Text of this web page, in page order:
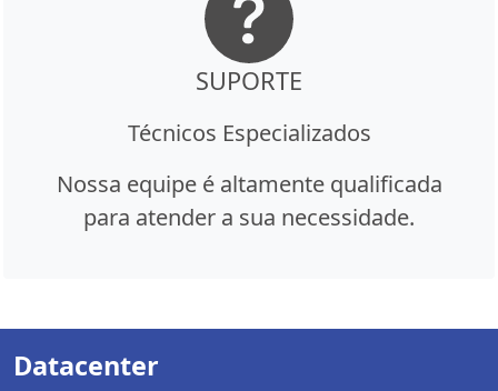
SUPORTE
Técnicos Especializados
Nossa equipe é altamente qualificada
para atender a sua necessidade.
Datacenter